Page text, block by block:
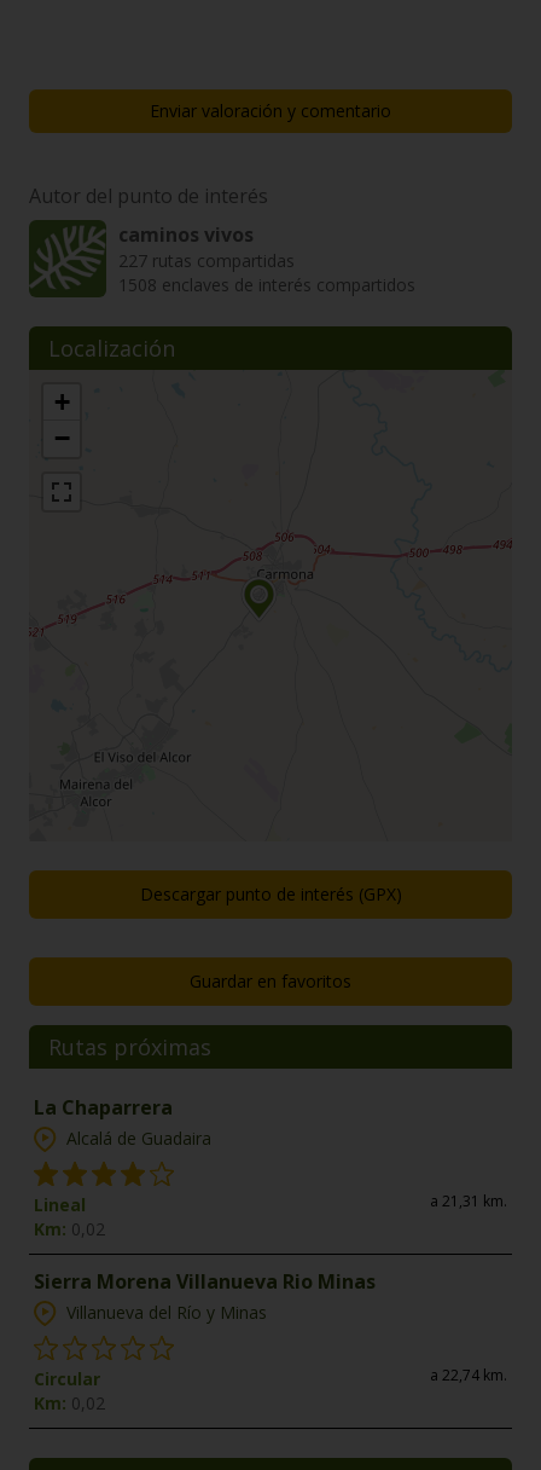
Enviar valoración y comentario
Autor del punto de interés
caminos vivos
227 rutas compartidas
1508 enclaves de interés compartidos
Localización
+
−
Descargar punto de interés (GPX)
Guardar en favoritos
Rutas próximas
La Chaparrera
Alcalá de Guadaira
Lineal
Km: 0,02
a 21,31 km.
Sierra Morena Villanueva Rio Minas
Villanueva del Río y Minas
Circular
Km: 0,02
a 22,74 km.